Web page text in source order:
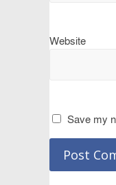
Website
Save my